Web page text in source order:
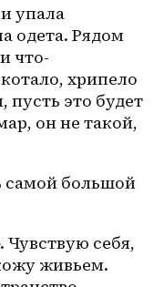
упала
одета. Рядом
что-
хрипело
пусть это будет
он не такой,
самой большой
Чувствую себя,
живьем.